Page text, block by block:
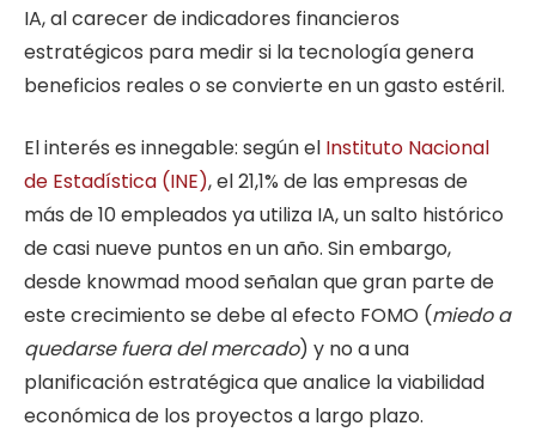
IA, al carecer de indicadores financieros
estratégicos para medir si la tecnología genera
beneficios reales o se convierte en un gasto estéril.
El interés es innegable: según el Instituto Nacional
de Estadística (INE), el 21,1% de las empresas de
más de 10 empleados ya utiliza IA, un salto histórico
de casi nueve puntos en un año. Sin embargo,
desde knowmad mood señalan que gran parte de
este crecimiento se debe al efecto FOMO (miedo a
quedarse fuera del mercado) y no a una
planificación estratégica que analice la viabilidad
económica de los proyectos a largo plazo.